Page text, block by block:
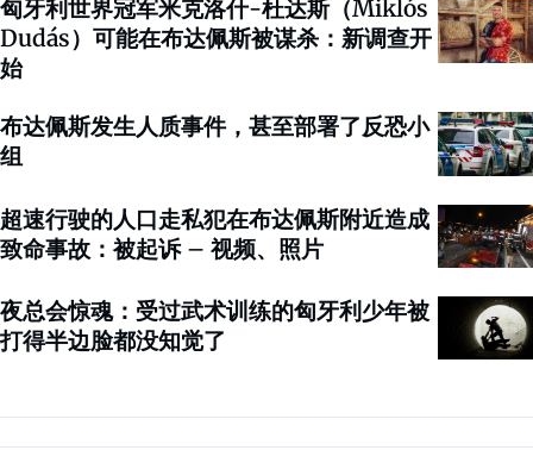
匈牙利世界冠军米克洛什-杜达斯（Miklós
Dudás）可能在布达佩斯被谋杀：新调查开
始
布达佩斯发生人质事件，甚至部署了反恐小
组
超速行驶的人口走私犯在布达佩斯附近造成
致命事故：被起诉 – 视频、照片
夜总会惊魂：受过武术训练的匈牙利少年被
打得半边脸都没知觉了